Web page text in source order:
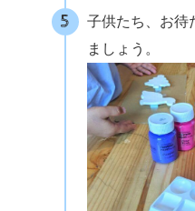
子供たち、お待
ましょう。